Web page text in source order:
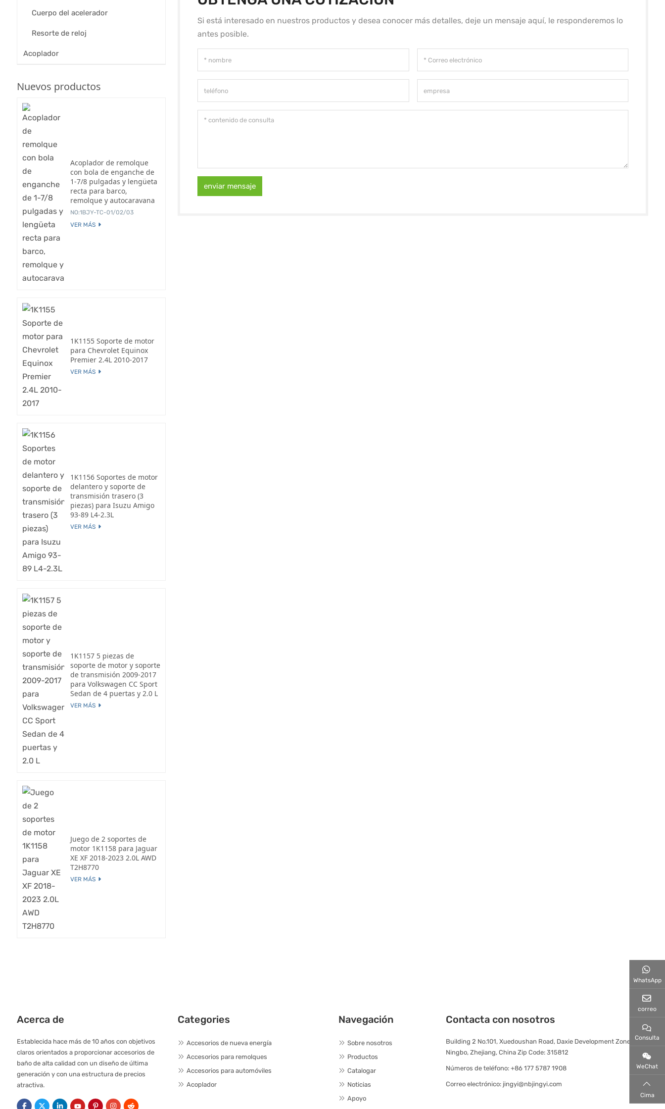
Si está interesado en nuestros productos y desea conocer más detalles, deje un mensaje aquí, le responderemos lo
antes posible.
enviar mensaje
Cuerpo del acelerador
Resorte de reloj
Acoplador
Nuevos productos
Acoplador de remolque
con bola de enganche de
1-7/8 pulgadas y lengüeta
recta para barco,
remolque y autocaravana
NO:1BJY-TC-01/02/03
VER MÁS
1K1155 Soporte de motor
para Chevrolet Equinox
Premier 2.4L 2010-2017
VER MÁS
1K1156 Soportes de motor
delantero y soporte de
transmisión trasero (3
piezas) para Isuzu Amigo
93-89 L4-2.3L
VER MÁS
1K1157 5 piezas de
soporte de motor y soporte
de transmisión 2009-2017
para Volkswagen CC Sport
Sedan de 4 puertas y 2.0 L
VER MÁS
Juego de 2 soportes de
motor 1K1158 para Jaguar
XE XF 2018-2023 2.0L AWD
T2H8770
VER MÁS
Acerca de
Establecida hace más de 10 años con objetivos
claros orientados a proporcionar accesorios de
baño de alta calidad con un diseño de última
generación y con una estructura de precios
atractiva.
Categories
Accesorios de nueva energía
Accesorios para remolques
Accesorios para automóviles
Acoplador
Navegación
Sobre nosotros
Productos
Catalogar
Noticias
Apoyo
Contacta con nosotros
Building 2 No.101, Xuedoushan Road, Daxie Development Zone,
Ningbo, Zhejiang, China Zip Code: 315812
Números de teléfono: +86 177 5787 1908
Correo electrónico: jingyi@nbjingyi.com
WhatsApp
correo
Consulta
WeChat
Cima